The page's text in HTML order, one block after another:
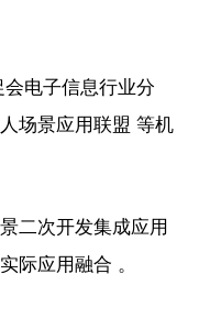
电子信息行业分
场景应用联盟 等机
二次开发集成应用
际应用融合 。